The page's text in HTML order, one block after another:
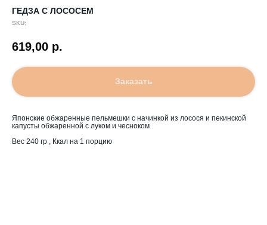
ГЕДЗА С ЛОСОСЕМ
SKU:
619,00 р.
Заказать
Японские обжаренные пельмешки с начинкой из лосося и пекинской
капусты обжаренной с луком и чесноком
Вес 240 гр , Ккал на 1 порцию